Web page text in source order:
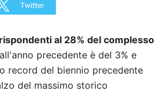
al 28% del complesso
precedente è del 3% e
record del biennio precedente
del massimo storico